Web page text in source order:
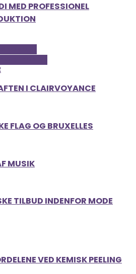
MED PROFESSIONEL
I CLAIRVOYANCE
FLAG OG BRUXELLES
MUSIK
TILBUD INDENFOR MODE
VED KEMISK PEELING